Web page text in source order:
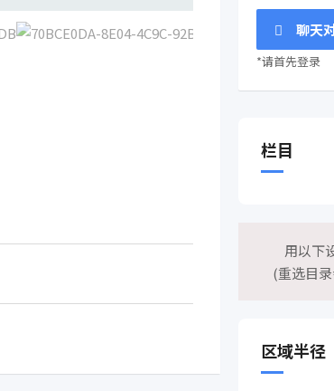
聊天
*请首先登录
栏目
用以下
(重选目
区域半径